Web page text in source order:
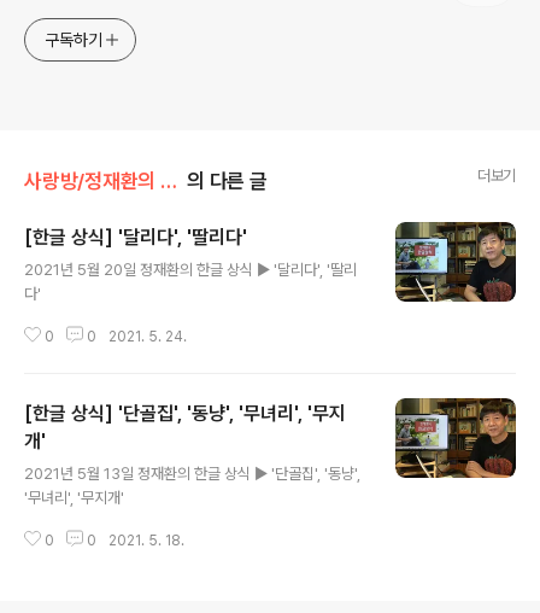
구독하기
사랑방/정재환의 우리말 비타민 의 다른 글 더보기
[한글 상식] '달리다', '딸리다'
2021년 5월 20일 정재환의 한글 상식 ▶ '달리다', '딸리
다'
0 0 2021. 5. 24.
[한글 상식] '단골집', '동냥', '무녀리', '무지
개'
2021년 5월 13일 정재환의 한글 상식 ▶ '단골집', '동냥',
'무녀리', '무지개'
0 0 2021. 5. 18.